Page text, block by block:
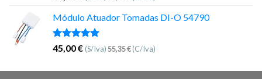
5.00
de 5
Módulo Atuador Tomadas DI-O 54790
Avaliação
5.00
de 5
45,00€ (S/Iva)55,35€(C/Iva)